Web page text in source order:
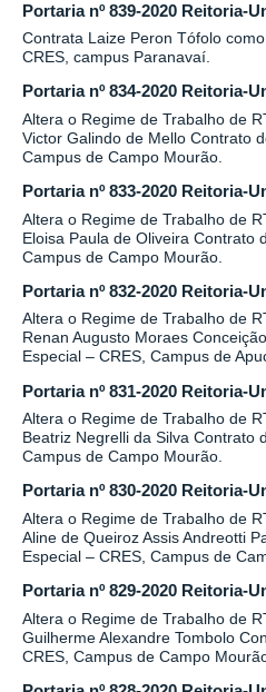
Portaria nº 839-2020 Reitoria-
Contrata Laize Peron Tófolo
CRES, campus Paranavaí.
Portaria nº 834-2020 Reitoria-
Altera o Regime de Trabalho de
Victor Galindo de Mello Contrato
Campus de Campo Mourão.
Portaria nº 833-2020 Reitoria-
Altera o Regime de Trabalho de
Eloisa Paula de Oliveira Contrato
Campus de Campo Mourão.
Portaria nº 832-2020 Reitoria-
Altera o Regime de Trabalho de
Renan Augusto Moraes
Especial – CRES, Campus de
Portaria nº 831-2020 Reitoria-
Altera o Regime de Trabalho de
Beatriz Negrelli da Silva Contrato
Campus de Campo Mourão.
Portaria nº 830-2020 Reitoria-
Altera o Regime de Trabalho de
Aline de Queiroz Assis Andreotti
Especial – CRES, Campus de
Portaria nº 829-2020 Reitoria-
Altera o Regime de Trabalho de
Guilherme Alexandre Tombolo
CRES, Campus de Campo